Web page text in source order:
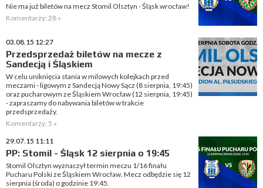
Nie ma już biletów na mecz Stomil Olsztyn - Śląsk wrocław!
Komentarzy: 28 »
03.08.15 12:27
Przedsprzedaż biletów na mecze z
Sandecją i Śląskiem
W celu uniknięcia stania w milowych kolejkach przed
meczami - ligowym z Sandecją Nowy Sącz (8 sierpnia, 19:45)
oraz pucharowym ze Śląskiem Wrocław (12 sierpnia, 19:45)
- zapraszamy do nabywania biletów w trakcie
przedsprzedaży.
Komentarzy: 5 »
29.07.15 11:11
PP: Stomil - Śląsk 12 sierpnia o 19:45
Stomil Olsztyn wyznaczył termin meczu 1/16 finału
Pucharu Polski ze Śląskiem Wrocław. Mecz odbędzie się 12
sierpnia (środa) o godzinie 19:45.